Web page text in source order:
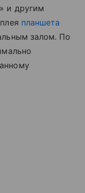
и другим
планшета
залом. По